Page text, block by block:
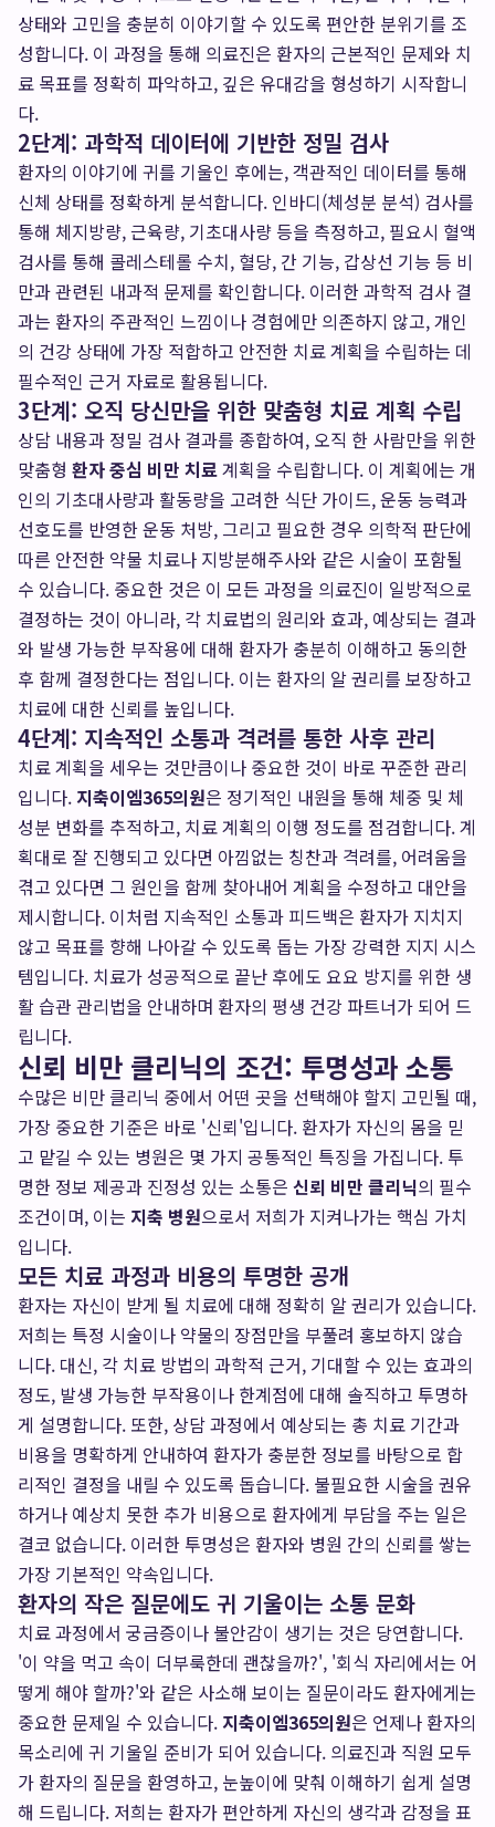
상태와 고민을 충분히 이야기할 수 있도록 편안한 분위기를 조
성합니다. 이 과정을 통해 의료진은 환자의 근본적인 문제와 치
료 목표를 정확히 파악하고, 깊은 유대감을 형성하기 시작합니
다.
2단계: 과학적 데이터에 기반한 정밀 검사
환자의 이야기에 귀를 기울인 후에는, 객관적인 데이터를 통해
신체 상태를 정확하게 분석합니다. 인바디(체성분 분석) 검사를
통해 체지방량, 근육량, 기초대사량 등을 측정하고, 필요시 혈액
검사를 통해 콜레스테롤 수치, 혈당, 간 기능, 갑상선 기능 등 비
만과 관련된 내과적 문제를 확인합니다. 이러한 과학적 검사 결
과는 환자의 주관적인 느낌이나 경험에만 의존하지 않고, 개인
의 건강 상태에 가장 적합하고 안전한 치료 계획을 수립하는 데
필수적인 근거 자료로 활용됩니다.
3단계: 오직 당신만을 위한 맞춤형 치료 계획 수립
상담 내용과 정밀 검사 결과를 종합하여, 오직 한 사람만을 위한
맞춤형 환자 중심 비만 치료계획을 수립합니다. 이 계획에는 개
인의 기초대사량과 활동량을 고려한 식단 가이드, 운동 능력과
선호도를 반영한 운동 처방, 그리고 필요한 경우 의학적 판단에
따른 안전한 약물 치료나 지방분해주사와 같은 시술이 포함될
수 있습니다. 중요한 것은 이 모든 과정을 의료진이 일방적으로
결정하는 것이 아니라, 각 치료법의 원리와 효과, 예상되는 결과
와 발생 가능한 부작용에 대해 환자가 충분히 이해하고 동의한
후 함께 결정한다는 점입니다. 이는 환자의 알 권리를 보장하고
치료에 대한 신뢰를 높입니다.
4단계: 지속적인 소통과 격려를 통한 사후 관리
치료 계획을 세우는 것만큼이나 중요한 것이 바로 꾸준한 관리
입니다. 지축이엠365의원은 정기적인 내원을 통해 체중 및 체
성분 변화를 추적하고, 치료 계획의 이행 정도를 점검합니다. 계
획대로 잘 진행되고 있다면 아낌없는 칭찬과 격려를, 어려움을
겪고 있다면 그 원인을 함께 찾아내어 계획을 수정하고 대안을
제시합니다. 이처럼 지속적인 소통과 피드백은 환자가 지치지
않고 목표를 향해 나아갈 수 있도록 돕는 가장 강력한 지지 시스
템입니다. 치료가 성공적으로 끝난 후에도 요요 방지를 위한 생
활 습관 관리법을 안내하며 환자의 평생 건강 파트너가 되어 드
립니다.
신뢰 비만 클리닉의 조건: 투명성과 소통
수많은 비만 클리닉 중에서 어떤 곳을 선택해야 할지 고민될 때,
가장 중요한 기준은 바로 '신뢰'입니다. 환자가 자신의 몸을 믿
고 맡길 수 있는 병원은 몇 가지 공통적인 특징을 가집니다. 투
명한 정보 제공과 진정성 있는 소통은 신뢰 비만 클리닉의 필수
조건이며, 이는 지축 병원으로서 저희가 지켜나가는 핵심 가치
입니다.
모든 치료 과정과 비용의 투명한 공개
환자는 자신이 받게 될 치료에 대해 정확히 알 권리가 있습니다.
저희는 특정 시술이나 약물의 장점만을 부풀려 홍보하지 않습
니다. 대신, 각 치료 방법의 과학적 근거, 기대할 수 있는 효과의
정도, 발생 가능한 부작용이나 한계점에 대해 솔직하고 투명하
게 설명합니다. 또한, 상담 과정에서 예상되는 총 치료 기간과
비용을 명확하게 안내하여 환자가 충분한 정보를 바탕으로 합
리적인 결정을 내릴 수 있도록 돕습니다. 불필요한 시술을 권유
하거나 예상치 못한 추가 비용으로 환자에게 부담을 주는 일은
결코 없습니다. 이러한 투명성은 환자와 병원 간의 신뢰를 쌓는
가장 기본적인 약속입니다.
환자의 작은 질문에도 귀 기울이는 소통 문화
치료 과정에서 궁금증이나 불안감이 생기는 것은 당연합니다.
'이 약을 먹고 속이 더부룩한데 괜찮을까?', '회식 자리에서는 어
떻게 해야 할까?'와 같은 사소해 보이는 질문이라도 환자에게는
중요한 문제일 수 있습니다. 지축이엠365의원은 언제나 환자의
목소리에 귀 기울일 준비가 되어 있습니다. 의료진과 직원 모두
가 환자의 질문을 환영하고, 눈높이에 맞춰 이해하기 쉽게 설명
해 드립니다. 저희는 환자가 편안하게 자신의 생각과 감정을 표